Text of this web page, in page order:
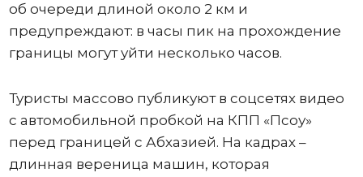
об очереди длиной около 2 км и
предупреждают: в часы пик на прохождение
границы могут уйти несколько часов.
Туристы массово публикуют в соцсетях видео
с автомобильной пробкой на КПП «Псоу»
перед границей с Абхазией. На кадрах –
длинная вереница машин, которая